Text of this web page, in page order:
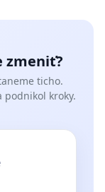
zmeniť?
ticho.
kroky.